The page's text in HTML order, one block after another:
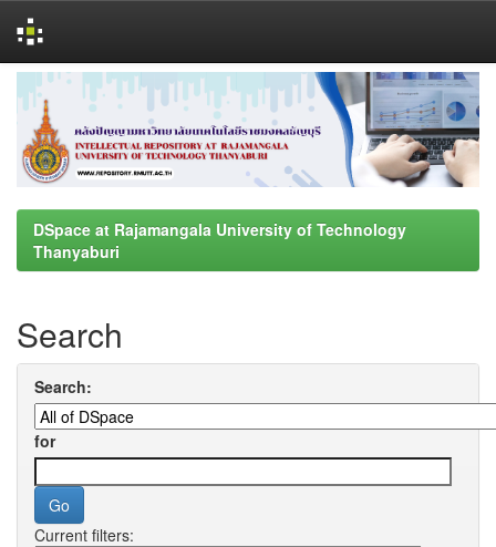
navigation
DSpace at Rajamangala University of Technology
Thanyaburi
Search
Search:
for
Current filters: